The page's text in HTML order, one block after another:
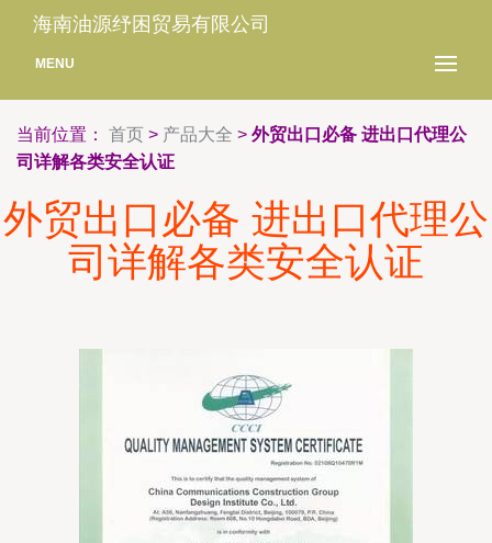
海南油源纾困贸易有限公司
MENU
当前位置： 首页 > 产品大全 > 外贸出口必备 进出口代理公
司详解各类安全认证
外贸出口必备 进出口代理公
司详解各类安全认证